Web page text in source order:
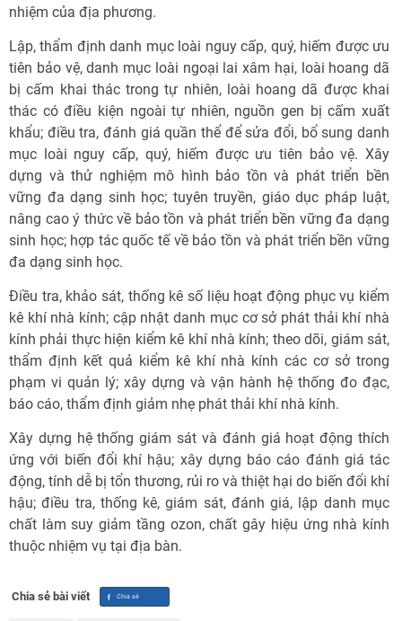
nhiệm của địa phương.
Lập, thẩm định danh mục loài nguy cấp, quý, hiếm được ưu
tiên bảo vệ, danh mục loài ngoại lai xâm hại, loài hoang dã
bị cấm khai thác trong tự nhiên, loài hoang dã được khai
thác có điều kiện ngoài tự nhiên, nguồn gen bị cấm xuất
khẩu; điều tra, đánh giá quần thể để sửa đổi, bổ sung danh
mục loài nguy cấp, quý, hiếm được ưu tiên bảo vệ. Xây
dựng và thử nghiệm mô hình bảo tồn và phát triển bền
vững đa dạng sinh học; tuyên truyền, giáo dục pháp luật,
nâng cao ý thức về bảo tồn và phát triển bền vững đa dạng
sinh học; hợp tác quốc tế về bảo tồn và phát triển bền vững
đa dạng sinh học.
Điều tra, khảo sát, thống kê số liệu hoạt động phục vụ kiểm
kê khí nhà kính; cập nhật danh mục cơ sở phát thải khí nhà
kính phải thực hiện kiểm kê khí nhà kính; theo dõi, giám sát,
thẩm định kết quả kiểm kê khí nhà kính các cơ sở trong
phạm vi quản lý; xây dựng và vận hành hệ thống đo đạc,
báo cáo, thẩm định giảm nhẹ phát thải khí nhà kính.
Xây dựng hệ thống giám sát và đánh giá hoạt động thích
ứng với biến đổi khí hậu; xây dựng báo cáo đánh giá tác
động, tính dễ bị tổn thương, rủi ro và thiệt hại do biến đổi khí
hậu; điều tra, thống kê, giám sát, đánh giá, lập danh mục
chất làm suy giảm tầng ozon, chất gây hiệu ứng nhà kính
thuộc nhiệm vụ tại địa bàn.
Chia sẻ bài viết